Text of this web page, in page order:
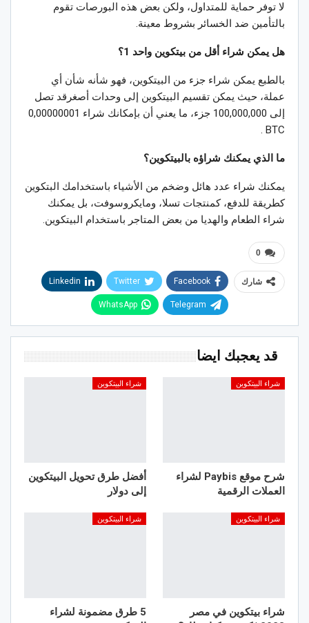
لا توفر حماية للمتداول، ولكن بعض هذه البورصات تقوم
بالتأمين ضد الخسائر بشروط معينة.
هل يمكن شراء أقل من بيتكوين واحد 1؟
بالطبع يمكن شراء جزء من البيتكوين، فهو شأنه شأن أي
عملة، حيث يمكن تقسيم البيتكوين إلى وحدات أصغرقد تصل
إلى 100,000,000 جزء، ما يعني أن بإمكانك شراء 0,00000001
BTC .
ما الذي يمكنك شراؤه بالبيتكوين؟
يمكنك شراء عدد هائل وضخم من الأشياء باستخدامك البتكوين
كطريقة للدفع، كمنتجات تسلا، ومايكروسوفت، بل يمكنك
شراء الطعام والهديا من بعض المتاجر باستخدام البيتكوين.
0
شارك Facebook
Twitter
Linkedin
Telegram
WhatsApp
قد يعجبك ايضا
شراء البيتكوين
شرح موقع Paybis لشراء
العملات الرقمية
شراء البيتكوين
أفضل طرق تحويل البيتكوين
إلى دولار
شراء البيتكوين
شراء بيتكوين في مصر
شراء البيتكوين
5 طرق مضمونة لشراء